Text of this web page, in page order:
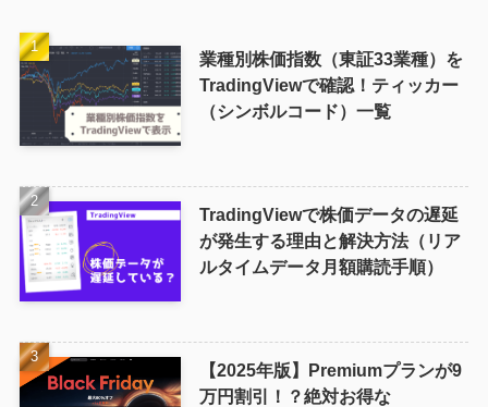
業種別株価指数（東証33業種）を
TradingViewで確認！ティッカー
（シンボルコード）一覧
TradingViewで株価データの遅延
が発生する理由と解決方法（リア
ルタイムデータ月額購読手順）
【2025年版】Premiumプランが9
万円割引！？絶対お得な